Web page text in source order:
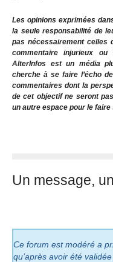
Les opinions exprimées
la seule responsabilité de
pas nécessairement celles
commentaire injurieux
AlterInfos est un média
cherche à se faire l’écho
commentaires dont la
de cet objectif ne seront
un autre espace pour le faire
Un message,
Ce forum est modéré a
qu’après avoir été